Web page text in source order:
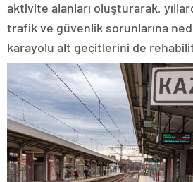
aktivite alanları oluşturarak,
trafik ve güvenlik sorunlarına
karayolu alt geçitlerini de